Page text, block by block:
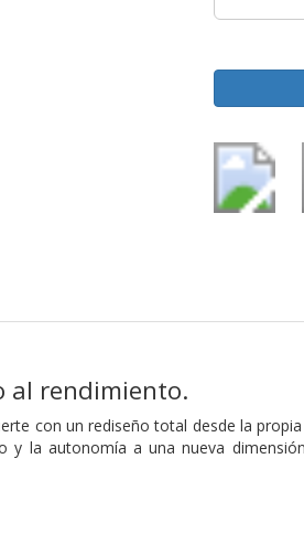
al rendimiento.
con un rediseño total desde la
y la autonomía a una nueva